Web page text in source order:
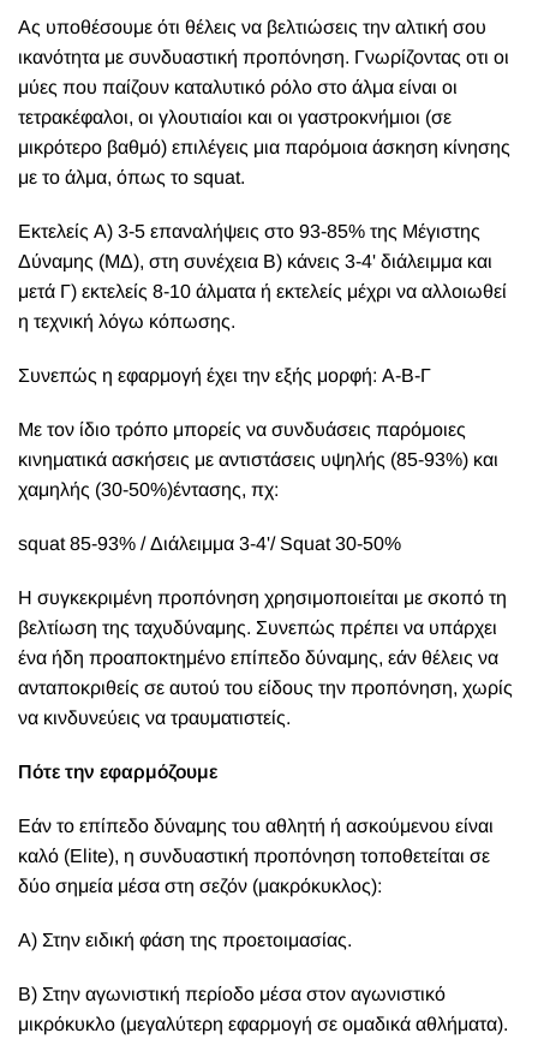
Ας υποθέσουμε ότι θέλεις να βελτιώσεις την αλτική σου
ικανότητα με συνδυαστική προπόνηση. Γνωρίζοντας οτι οι
μύες που παίζουν καταλυτικό ρόλο στο άλμα είναι οι
τετρακέφαλοι, οι γλουτιαίοι και οι γαστροκνήμιοι (σε
μικρότερο βαθμό) επιλέγεις μια παρόμοια άσκηση κίνησης
με το άλμα, όπως το squat.
Εκτελείς Α) 3-5 επαναλήψεις στο 93-85% της Μέγιστης
Δύναμης (ΜΔ), στη συνέχεια Β) κάνεις 3-4' διάλειμμα και
μετά Γ) εκτελείς 8-10 άλματα ή εκτελείς μέχρι να αλλοιωθεί
η τεχνική λόγω κόπωσης.
Συνεπώς η εφαρμογή έχει την εξής μορφή: Α-Β-Γ
Με τον ίδιο τρόπο μπορείς να συνδυάσεις παρόμοιες
κινηματικά ασκήσεις με αντιστάσεις υψηλής (85-93%) και
χαμηλής (30-50%)έντασης, πχ:
squat 85-93% / Διάλειμμα 3-4'/ Squat 30-50%
Η συγκεκριμένη προπόνηση χρησιμοποιείται με σκοπό τη
βελτίωση της ταχυδύναμης. Συνεπώς πρέπει να υπάρχει
ένα ήδη προαποκτημένο επίπεδο δύναμης, εάν θέλεις να
ανταποκριθείς σε αυτού του είδους την προπόνηση, χωρίς
να κινδυνεύεις να τραυματιστείς.
Πότε την εφαρμόζουμε
Εάν το επίπεδο δύναμης του αθλητή ή ασκούμενου είναι
καλό (Elite), η συνδυαστική προπόνηση τοποθετείται σε
δύο σημεία μέσα στη σεζόν (μακρόκυκλος):
Α) Στην ειδική φάση της προετοιμασίας.
Β) Στην αγωνιστική περίοδο μέσα στον αγωνιστικό
μικρόκυκλο (μεγαλύτερη εφαρμογή σε ομαδικά αθλήματα).